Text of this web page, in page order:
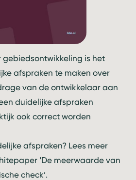
gebiedsontwikkeling is het
afspraken te maken over
van de ontwikkelaar aan
duidelijke afspraken
ook correct worden
afspraken? Lees meer
‘De meerwaarde van
check’.